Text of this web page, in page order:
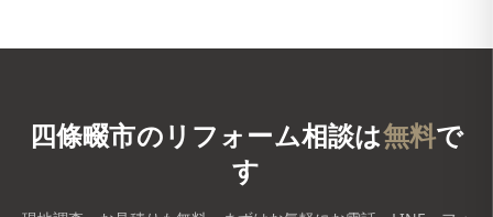
四條畷市のリフォーム相談は無料で
す